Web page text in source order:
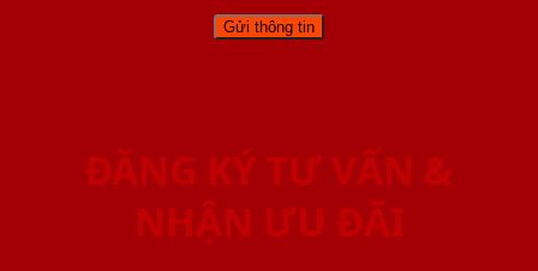
ĐĂNG KÝ TƯ VẤN &
NHẬN ƯU ĐÃI